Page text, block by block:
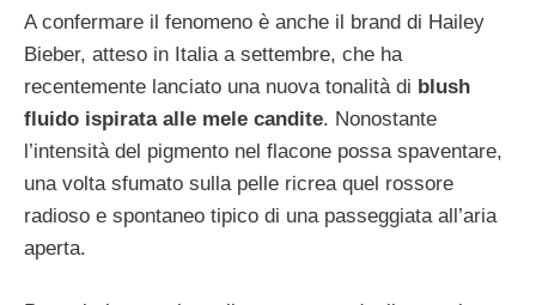
A confermare il fenomeno è anche il brand di Hailey
Bieber, atteso in Italia a settembre, che ha
recentemente lanciato una nuova tonalità di blush
fluido ispirata alle mele candite. Nonostante
l’intensità del pigmento nel flacone possa spaventare,
una volta sfumato sulla pelle ricrea quel rossore
radioso e spontaneo tipico di una passeggiata all’aria
aperta.